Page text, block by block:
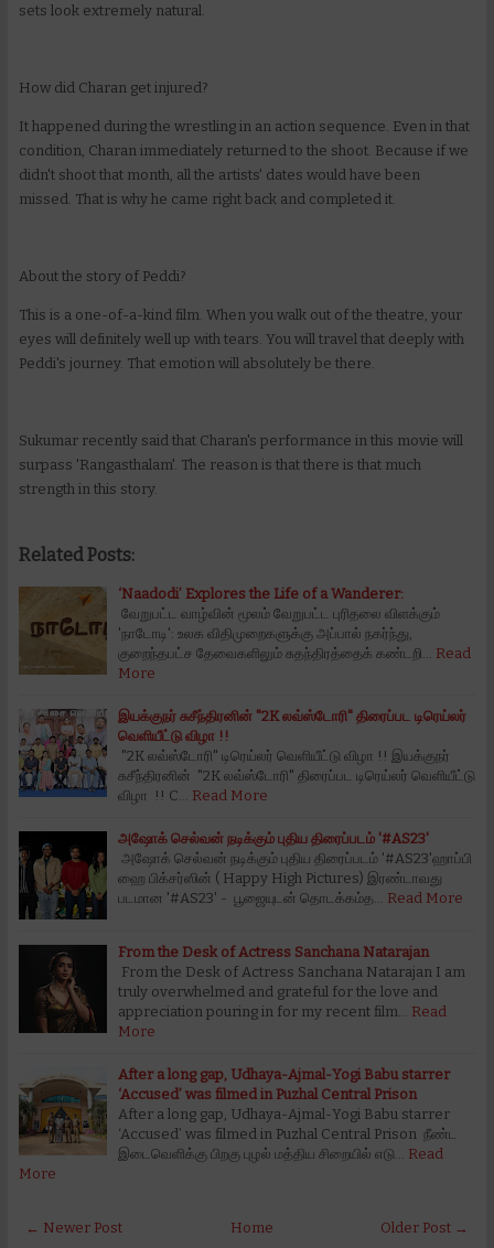
sets look extremely natural.
How did Charan get injured?
It happened during the wrestling in an action sequence. Even in that
condition, Charan immediately returned to the shoot. Because if we
didn't shoot that month, all the artists' dates would have been
missed. That is why he came right back and completed it.
About the story of Peddi?
This is a one-of-a-kind film. When you walk out of the theatre, your
eyes will definitely well up with tears. You will travel that deeply with
Peddi's journey. That emotion will absolutely be there.
Sukumar recently said that Charan's performance in this movie will
surpass 'Rangasthalam'. The reason is that there is that much
strength in this story.
Related Posts:
‘Naadodi’ Explores the Life of a Wanderer:
வேறுபட்ட வாழ்வின் மூலம் வேறுபட்ட புரிதலை விளக்கும்
'நாடோடி': உலக விதிமுறைகளுக்கு அப்பால் நகர்ந்து,
குறைந்தபட்ச தேவைகளிலும் சுதந்திரத்தைக் கண்டறி…
Read
More
இயக்குநர் சுசீந்திரனின் "2K லவ்ஸ்டோரி" திரைப்பட டிரெய்லர்
வெளியீட்டு விழா !!
"2K லவ்ஸ்டோரி" டிரெய்லர் வெளியீட்டு விழா !! இயக்குநர்
சுசீந்திரனின் "2K லவ்ஸ்டோரி" திரைப்பட டிரெய்லர் வெளியீட்டு
விழா !! C…
Read More
அஷோக் செல்வன் நடிக்கும் புதிய திரைப்படம் '#AS23'
அஷோக் செல்வன் நடிக்கும் புதிய திரைப்படம் '#AS23'ஹாப்பி
ஹை பிக்சர்ஸின் ( Happy High Pictures) இரண்டாவது
படமான '#AS23' - பூஜையுடன் தொடக்கம்த…
Read More
From the Desk of Actress Sanchana Natarajan
From the Desk of Actress Sanchana Natarajan I am
truly overwhelmed and grateful for the love and
appreciation pouring in for my recent film…
Read
More
After a long gap, Udhaya-Ajmal-Yogi Babu starrer
‘Accused’ was filmed in Puzhal Central Prison
After a long gap, Udhaya-Ajmal-Yogi Babu starrer
‘Accused’ was filmed in Puzhal Central Prison நீண்ட
இடைவெளிக்கு பிறகு புழல் மத்திய சிறையில் எடு…
Read
More
← Newer Post Older Post →
Home